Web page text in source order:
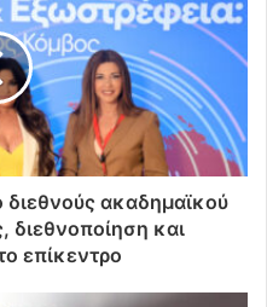
διεθνούς ακαδημαϊκού
διεθνοποίηση και
επίκεντρο